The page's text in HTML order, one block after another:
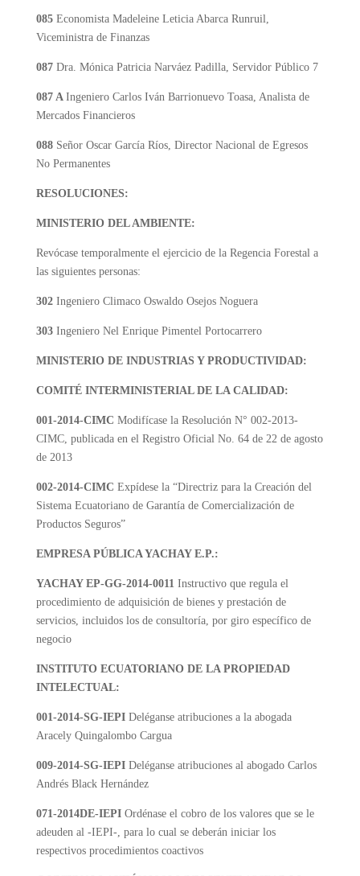
085 Economista Madeleine Leticia Abarca Runruil,
Viceministra de Finanzas
087Dra. Mónica Patricia Narváez Padilla, Servidor Público 7
087 A Ingeniero Carlos Iván Barrionuevo Toasa, Analista de
Mercados Financieros
088Señor Oscar García Ríos, Director Nacional de Egresos
No Permanentes
RESOLUCIONES:
MINISTERIO DEL AMBIENTE:
Revócase temporalmente el ejercicio de la Regencia Forestal a
las siguientes personas:
302Ingeniero Climaco Oswaldo Osejos Noguera
303Ingeniero Nel Enrique Pimentel Portocarrero
MINISTERIO DE INDUSTRIAS Y PRODUCTIVIDAD:
COMITÉ INTERMINISTERIAL DE LA CALIDAD:
001-2014-CIMC Modifícase la Resolución N° 002-2013-
CIMC, publicada en el Registro Oficial No. 64 de 22 de agosto
de 2013
002-2014-CIMC Expídese la “Directriz para la Creación del
Sistema Ecuatoriano de Garantía de Comercialización de
Productos Seguros”
EMPRESA PÚBLICA YACHAY E.P.:
YACHAY EP-GG-2014-0011Instructivo que regula el
procedimiento de adquisición de bienes y prestación de
servicios, incluidos los de consultoría, por giro específico de
negocio
INSTITUTO ECUATORIANO DE LA PROPIEDAD
INTELECTUAL:
001-2014-SG-IEPIDeléganse atribuciones a la abogada
Aracely Quingalombo Cargua
009-2014-SG-IEPIDeléganse atribuciones al abogado Carlos
Andrés Black Hernández
071-2014DE-IEPIOrdénase el cobro de los valores que se le
adeuden al -IEPI-, para lo cual se deberán iniciar los
respectivos procedimientos coactivos